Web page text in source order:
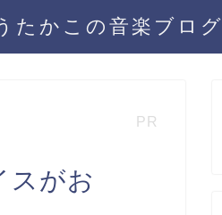
たかこの音楽ブログ
PR
スがお